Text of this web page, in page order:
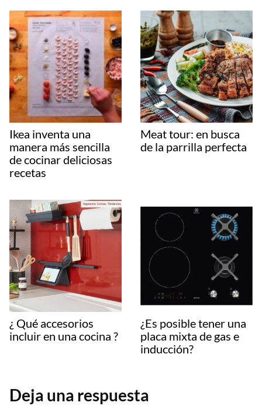
Ikea inventa una
manera más sencilla
de cocinar deliciosas
recetas
Meat tour: en busca
de la parrilla perfecta
¿ Qué accesorios
incluir en una cocina ?
¿Es posible tener una
placa mixta de gas e
inducción?
Deja una respuesta